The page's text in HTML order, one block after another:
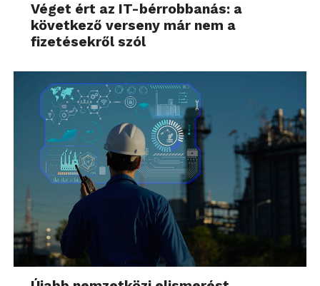
Véget ért az IT-bérrobbanás: a
következő verseny már nem a
fizetésekről szól